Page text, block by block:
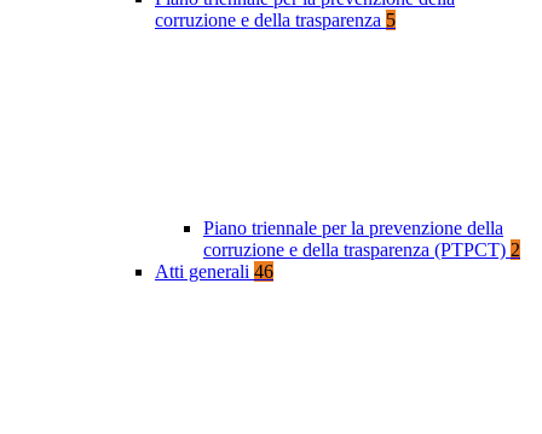
corruzione e della trasparenza 5
Piano triennale per la prevenzione della
corruzione e della trasparenza (PTPCT) 2
Atti generali 46